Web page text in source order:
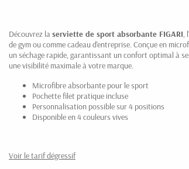
Découvrez laserviette de sport absorbante FIGARI,
de gym ou comme cadeau d'entreprise. Conçue en
un séchage rapide, garantissant un confort optimal à
une visibilité maximale à votre marque.
Microfibre absorbante pour le sport
Pochette filet pratique incluse
Personnalisation possible sur 4 positions
Disponible en 4 couleurs vives
Voir le tarif dégressif